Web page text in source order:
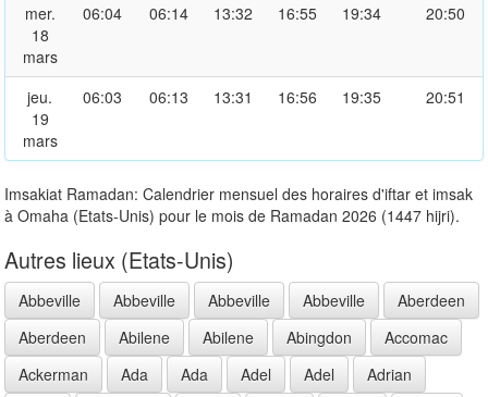
mer.
18
mars
06:04 06:14 13:32 16:55 19:34 20:50
jeu.
19
mars
06:03 06:13 13:31 16:56 19:35 20:51
Imsakiat Ramadan: Calendrier mensuel des horaires d'iftar et imsak
à Omaha (Etats-Unis) pour le mois de Ramadan 2026 (1447 hijri).
Autres lieux (Etats-Unis)
Abbeville Abbeville Abbeville Abbeville
Aberdeen
Aberdeen
Abilene Abilene Abingdon
Accomac
Ackerman
Ada Ada Adel Adel
Adrian